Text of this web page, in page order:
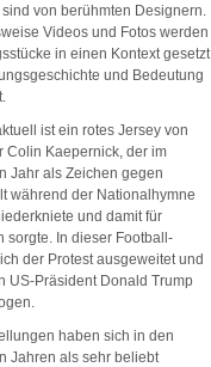
von berühmten Designern.
Videos und Fotos werden
in einen Kontext gesetzt
und Bedeutung
ist ein rotes Jersey von
Colin Kaepernick, der im
Jahr als Zeichen gegen
während der Nationalhymne
und damit für
sorgte. In dieser Football-
der Protest ausgeweitet und
US-Präsident Donald Trump
haben sich in den
Jahren als sehr beliebt